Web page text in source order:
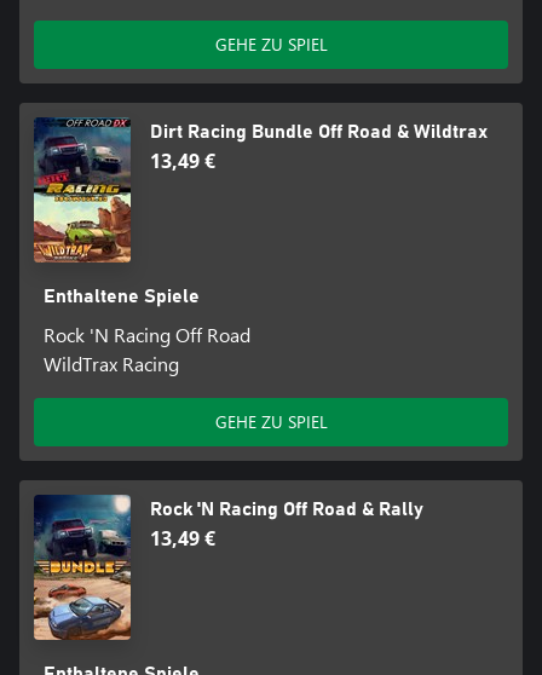
GEHE ZU SPIEL
Dirt Racing Bundle Off Road & Wildtrax
13,49 €
Enthaltene Spiele
Rock 'N Racing Off Road
WildTrax Racing
GEHE ZU SPIEL
Rock 'N Racing Off Road & Rally
13,49 €